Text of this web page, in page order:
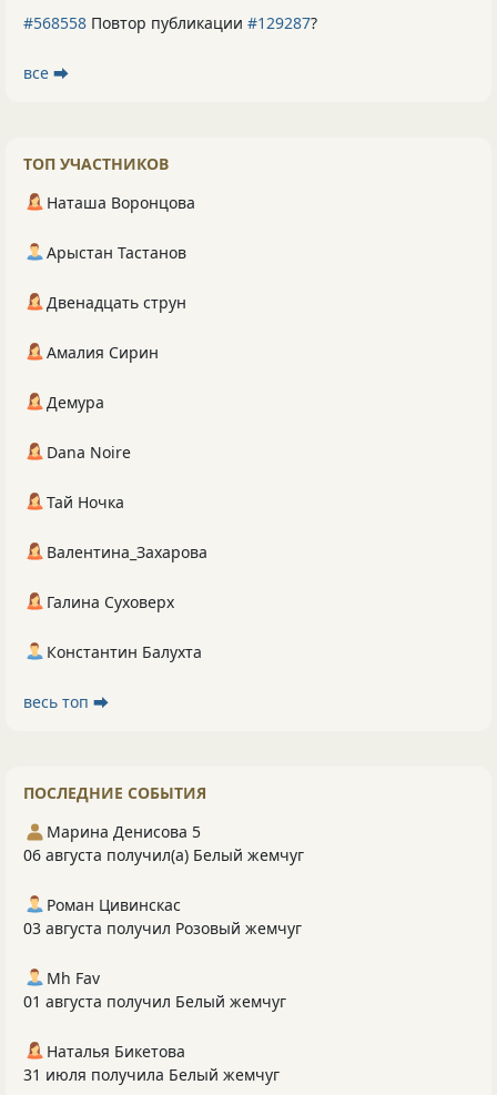
#568558 Повтор публикации #129287?
все ⮕
ТОП УЧАСТНИКОВ
Наташа Воронцова
Арыстан Тастанов
Двенадцать струн
Амалия Сирин
Демура
Dana Noire
Тай Ночка
Валентина_Захарова
Галина Суховерх
Константин Балухта
весь топ ⮕
ПОСЛЕДНИЕ СОБЫТИЯ
Марина Денисова 5
06 августа получил(а) Белый жемчуг
Роман Цивинскас
03 августа получил Розовый жемчуг
Mh Fav
01 августа получил Белый жемчуг
Наталья Бикетова
31 июля получила Белый жемчуг